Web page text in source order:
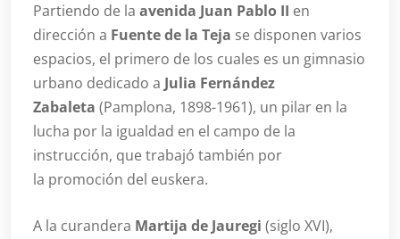
Partiendo de la avenida Juan Pablo II en
dirección a Fuente de la Teja se disponen varios
espacios, el primero de los cuales es un gimnasio
urbano dedicado a Julia Fernández
Zabaleta (Pamplona, 1898-1961), un pilar en la
lucha por la igualdad en el campo de la
instrucción, que trabajó también por
la promoción del euskera.
A la curandera Martija de Jauregi (siglo XVI),